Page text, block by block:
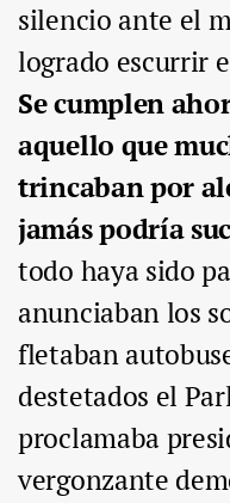
silencio ante el
logrado escurrir
Se cumplen
aquello que
trincaban por
jamás podría
todo haya sido
anunciaban los
fletaban
destetados el
proclamaba
vergonzante